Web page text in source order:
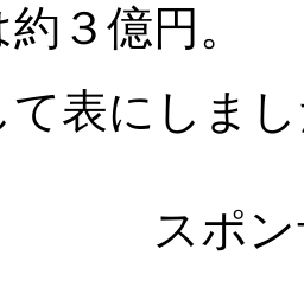
３億円。
て表にしま
スポ